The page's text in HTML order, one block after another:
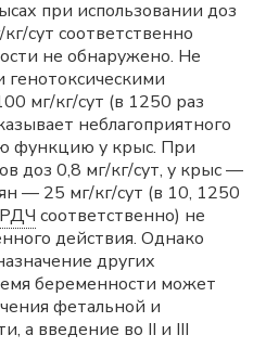
при использовании доз
сут соответственно
не обнаружено. Не
мг/кг/сут (в 1250 раз
неблагоприятного
функцию у крыс. При
доз 0,8 мг/кг/сут, у крыс —
— 25 мг/кг/сут (в 10, 1250
соответственно) не
действия. Однако
других
беременности может
фетальной и
а введение во II и III